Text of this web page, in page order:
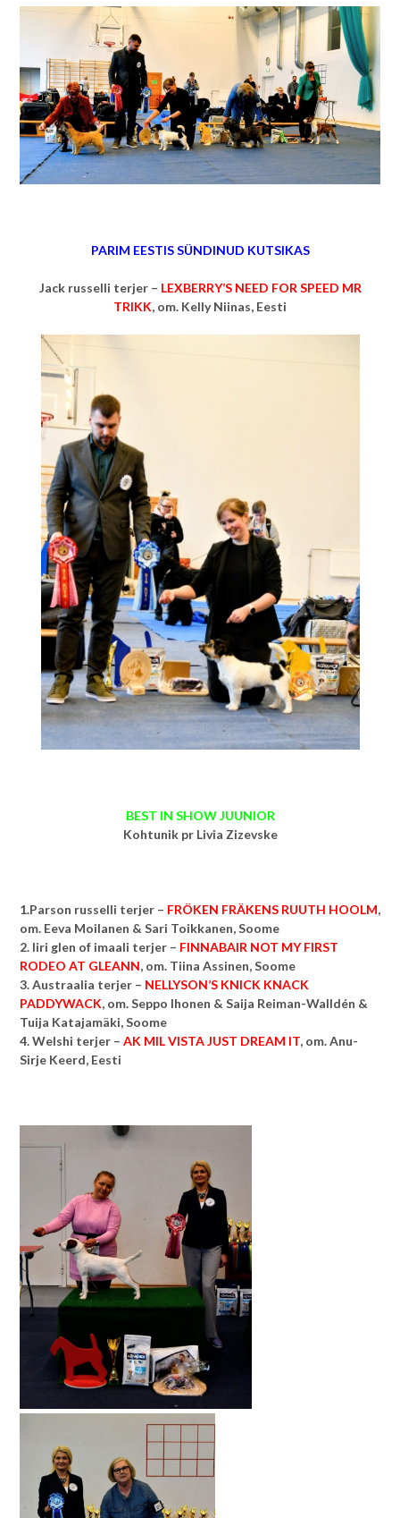
PARIM EESTIS SÜNDINUD KUTSIKAS
Jack russelli terjer – LEXBERRY’S NEED FOR SPEED MR
TRIKK, om. Kelly Niinas, Eesti
BEST IN SHOW JUUNIOR
Kohtunik pr Livia Zizevske
1.Parson russelli terjer – FRÖKEN FRÄKENS RUUTH HOOLM,
om. Eeva Moilanen & Sari Toikkanen, Soome
2. Iiri glen of imaali terjer – FINNABAIR NOT MY FIRST
RODEO AT GLEANN, om. Tiina Assinen, Soome
3. Austraalia terjer – NELLYSON’S KNICK KNACK
PADDYWACK, om.Seppo Ihonen & Saija Reiman-Walldén &
Tuija Katajamäki, Soome
4. Welshi terjer – AK MIL VISTA JUST DREAM IT, om.Anu-
Sirje Keerd, Eesti